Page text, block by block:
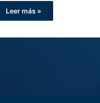
Leer más »